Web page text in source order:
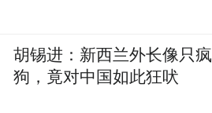
胡锡进：新西兰外长像只疯
狗，竟对中国如此狂吠